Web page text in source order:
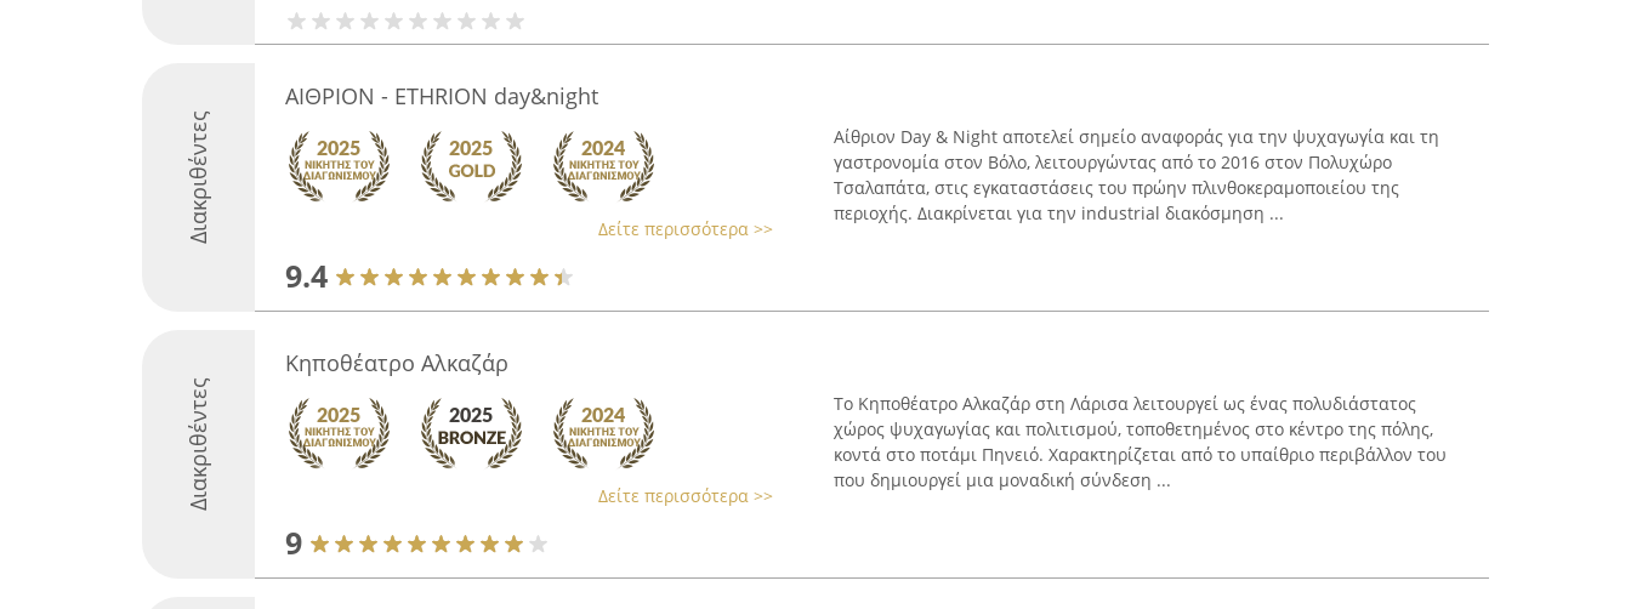
Διακριθέντες
ΑΙΘΡΙΟΝ - ETHRION day&night
Δείτε περισσότερα >>
9.4
Αίθριον Day & Night αποτελεί σημείο αναφοράς για την ψυχαγωγία και τη
γαστρονομία στον Βόλο, λειτουργώντας από το 2016 στον Πολυχώρο
Τσαλαπάτα, στις εγκαταστάσεις του πρώην πλινθοκεραμοποιείου της
περιοχής. Διακρίνεται για την industrial διακόσμηση ...
Διακριθέντες
Κηποθέατρο Αλκαζάρ
Δείτε περισσότερα >>
9
Το Κηποθέατρο Αλκαζάρ στη Λάρισα λειτουργεί ως ένας πολυδιάστατος
χώρος ψυχαγωγίας και πολιτισμού, τοποθετημένος στο κέντρο της πόλης,
κοντά στο ποτάμι Πηνειό. Χαρακτηρίζεται από το υπαίθριο περιβάλλον του
που δημιουργεί μια μοναδική σύνδεση ...